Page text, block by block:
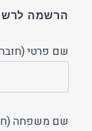
הרשמה
שם פרטי
שם משפחה